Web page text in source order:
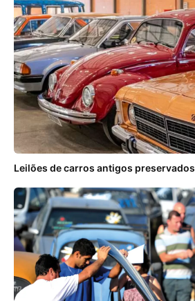
Leilões de carros antigos preservados